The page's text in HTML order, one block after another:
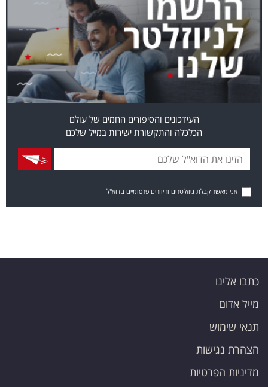
העידכונים והסיפורים החמים של עולם
הכלכלה והתקשורת ישירות במייל שלכם
אני מאשר קבלת ניוזלטרים ודיוורים פרסומיים בדוא"ל
כתבו אלינו
מייל אדום
תנאי שימוש
הצהרת נגישות
מדיניות הפרטיות